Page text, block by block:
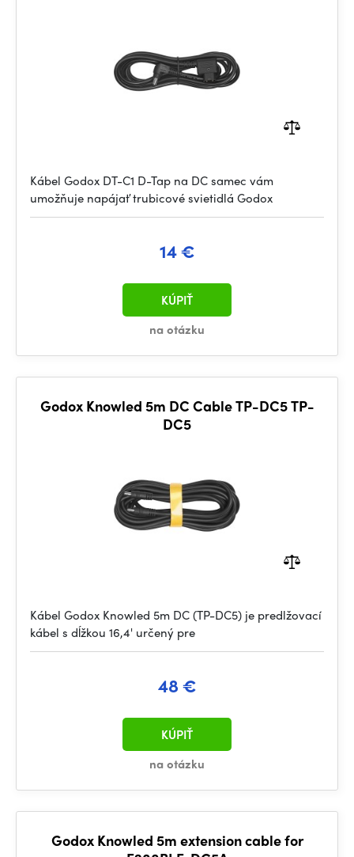
Kábel Godox DT-C1 D-Tap na DC samec vám
umožňuje napájať trubicové svietidlá Godox
14 €
na otázku
KÚPIŤ
Godox Knowled 5m DC Cable TP-DC5 TP-
DC5
Kábel Godox Knowled 5m DC (TP-DC5) je predlžovací
kábel s dĺžkou 16,4' určený pre
48 €
na otázku
KÚPIŤ
Godox Knowled 5m extension cable for